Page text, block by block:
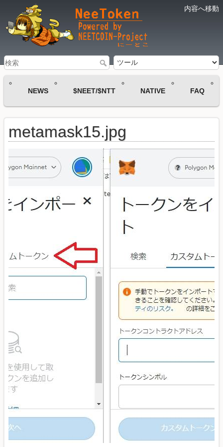
内容へ移動
NEWS $NEET/$NTT NATIVE FAQ
metamask15.jpg